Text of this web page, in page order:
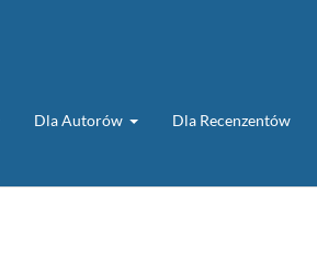
Dla Autorów Dla Recenzentów